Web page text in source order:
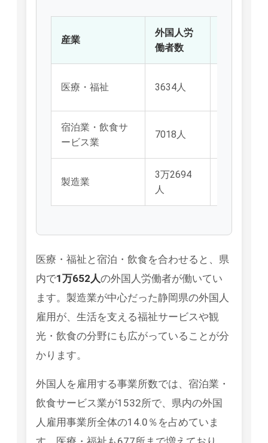
産業
外国人労
働者数
医療・福祉 3634人
宿泊業・飲食サ
ービス業
7018人
製造業
3万2694
人
医療・福祉と宿泊・飲食を合わせると、県
内で1万652人の外国人労働者が働いてい
ます。製造業が中心だった静岡県の外国人
雇用が、生活を支える福祉サービスや観
光・飲食の分野にも広がっていることが分
かります。
外国人を雇用する事業所数では、宿泊業・
飲食サービス業が1532所で、県内の外国
人雇用事業所全体の14.0％を占めていま